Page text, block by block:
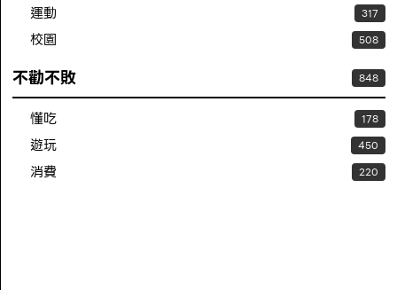
運動 317
校園 508
不勸不敗 848
懂吃 178
遊玩 450
消費 220